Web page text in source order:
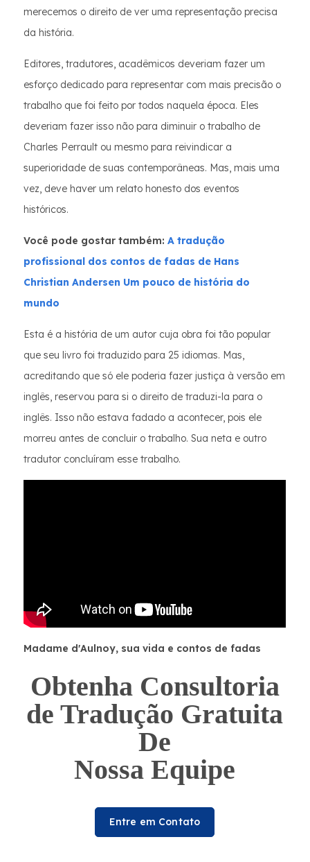
merecemos o direito de ver uma representação precisa
da história.
Editores, tradutores, acadêmicos deveriam fazer um
esforço dedicado para representar com mais precisão o
trabalho que foi feito por todos naquela época. Eles
deveriam fazer isso não para diminuir o trabalho de
Charles Perrault ou mesmo para reivindicar a
superioridade de suas contemporâneas. Mas, mais uma
vez, deve haver um relato honesto dos eventos
históricos.
Você pode gostar também: A tradução
profissional dos contos de fadas de Hans
Christian Andersen Um pouco de história do
mundo
Esta é a história de um autor cuja obra foi tão popular
que seu livro foi traduzido para 25 idiomas. Mas,
acreditando que só ele poderia fazer justiça à versão em
inglês, reservou para si o direito de traduzi-la para o
inglês. Isso não estava fadado a acontecer, pois ele
morreu antes de concluir o trabalho. Sua neta e outro
tradutor concluíram esse trabalho.
Madame d'Aulnoy, sua vida e contos de fadas
Obtenha Consultoria
de Tradução Gratuita
De
Nossa Equipe
Entre em Contato